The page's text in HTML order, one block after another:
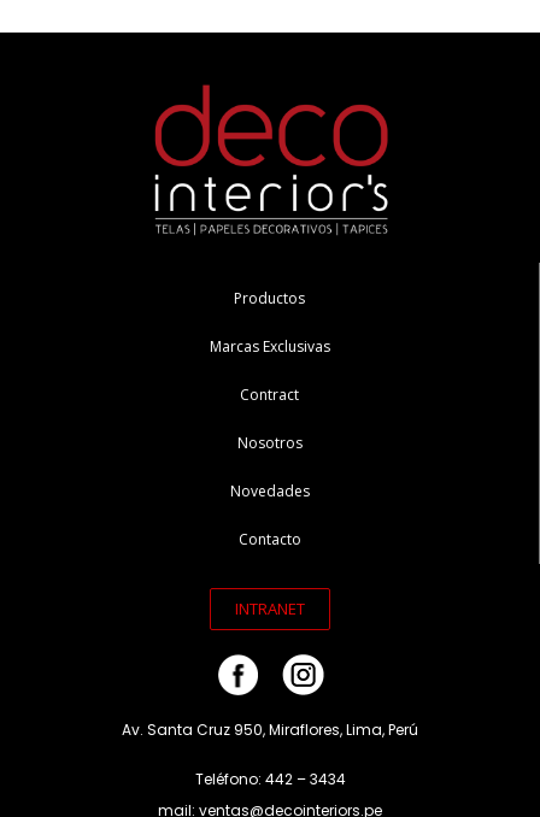
Productos
Marcas Exclusivas
Contract
Nosotros
Novedades
Contacto
INTRANET
Av. Santa Cruz 950, Miraflores, Lima, Perú
Teléfono: 442 – 3434
mail: ventas@decointeriors.pe